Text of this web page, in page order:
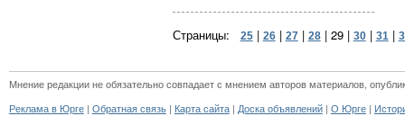
Страницы: 25| 26| 27| 28| 29| 30| 31 |
Мнение редакции не обязательно совпадает с мнением авторов материалов,
Реклама в Юрге| Обратная связь| Карта сайта| Доска объявлений| О Юрге|